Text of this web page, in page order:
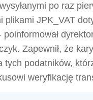
po raz
plikami JPK_VAT
Zapewnił, że
tych podatników,
weryfikację